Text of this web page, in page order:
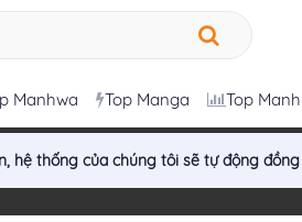
Manhwa Top Manga Top
hệ thống của chúng tôi sẽ tự động